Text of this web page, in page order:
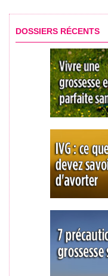
DOSSIERS RÉCENTS